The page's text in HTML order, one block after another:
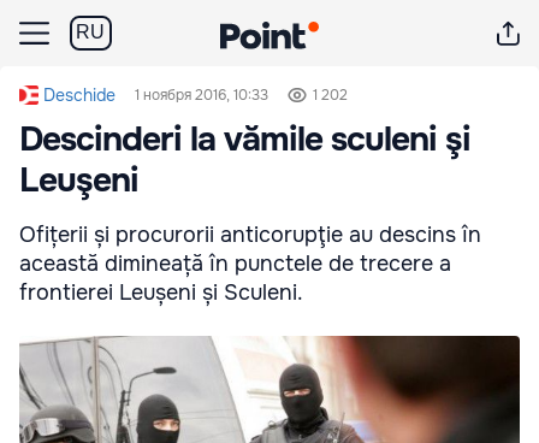
RU
Deschide 1 ноября 2016, 10:33 1 202
Descinderi la vămile sculeni şi
Leuşeni
Ofițerii și procurorii anticorupţie au descins în
această dimineață în punctele de trecere a
frontierei Leușeni și Sculeni.